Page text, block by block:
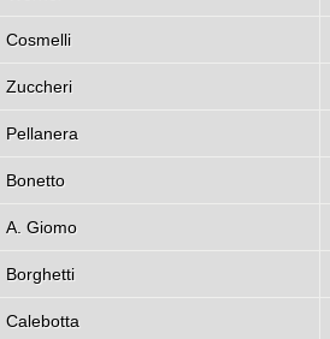
Cosmelli
Zuccheri
Pellanera
Bonetto
A. Giomo
Borghetti
Calebotta